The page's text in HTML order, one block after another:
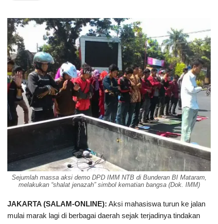
Sejumlah massa aksi demo DPD IMM NTB di Bunderan BI Mataram,
melakukan “shalat jenazah” simbol kematian bangsa (Dok. IMM)
JAKARTA (SALAM-ONLINE): Aksi mahasiswa turun ke jalan
mulai marak lagi di berbagai daerah sejak terjadinya tindakan